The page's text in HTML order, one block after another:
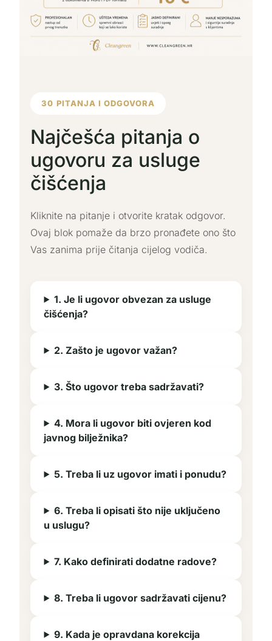
30 PITANJA I ODGOVORA
Najčešća pitanja o
ugovoru za usluge
čišćenja
Kliknite na pitanje i otvorite kratak odgovor.
Ovaj blok pomaže da brzo pronađete ono što
Vas zanima prije čitanja cijelog vodiča.
1. Je li ugovor obvezan za usluge
čišćenja?
2. Zašto je ugovor važan?
3. Što ugovor treba sadržavati?
4. Mora li ugovor biti ovjeren kod
javnog bilježnika?
5. Treba li uz ugovor imati i ponudu?
6. Treba li opisati što nije uključeno
u uslugu?
7. Kako definirati dodatne radove?
8. Treba li ugovor sadržavati cijenu?
9. Kada je opravdana korekcija